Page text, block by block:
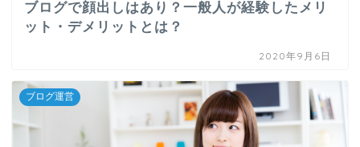
ブログで顔出しはあり？一般人が経験したメリ
ット・デメリットとは？
2020年9月6日
ブログ運営